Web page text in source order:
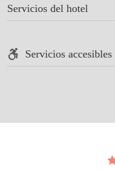
Servicios del hotel
Servicios